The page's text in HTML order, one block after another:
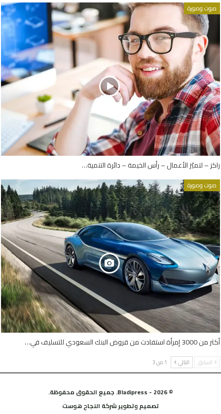
صوت وصورة
راكز – لتميّز الأعمال – رأس الخيمة – دائرة التنمية…
صوت وصورة
أكثر من 3000 إمرأة استفادت من قروض البنك السعودي للتسليف في…
السابق التالي 1 من 3
© 2026 - Bladipress. جميع الحقوق محفوظة.
تصميم وتطوير شركة النجاح هوست